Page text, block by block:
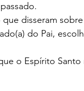
disseram
do Pai,
o Espírito